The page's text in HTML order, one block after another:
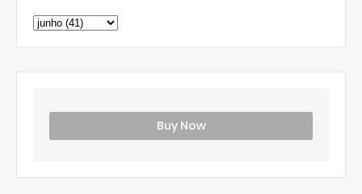
Buy Now